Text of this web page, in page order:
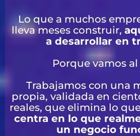
Lo que a muchos
lleva meses construir,
a desarrollar en
Porque vamos
Trabajamos con una
propia, validada en
reales, que elimina lo
centra en lo que
un negocio